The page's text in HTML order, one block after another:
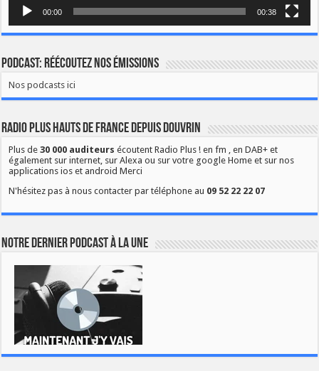
00:00 00:38
Podcast: Réécoutez nos émissions
Nos podcasts ici
Radio Plus Hauts de France depuis Douvrin
Plus de30 000 auditeurs écoutent Radio Plus ! en fm , en DAB+ et
également sur internet, sur Alexa ou sur votre google Home et sur nos
applications ios et android Merci
N'hésitez pas à nous contacter par téléphone au 09 52 22 22 07
Notre dernier podcast à la une